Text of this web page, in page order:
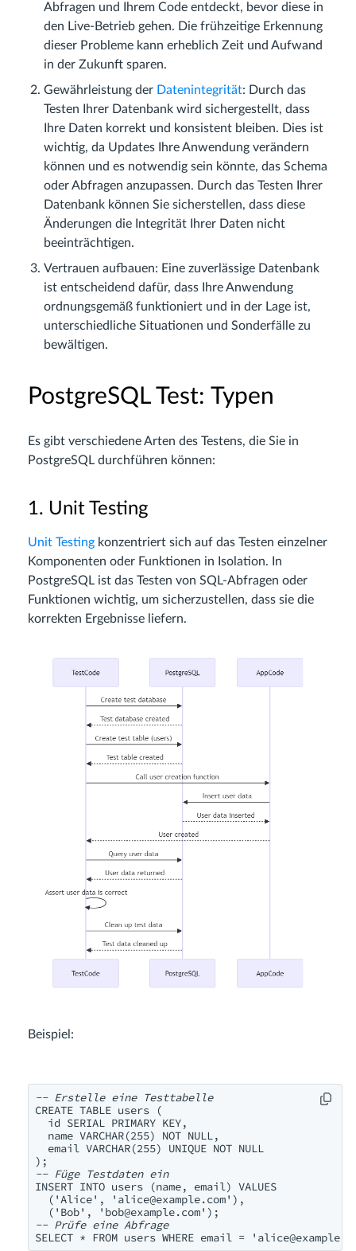
Abfragen und Ihrem Code entdeckt, bevor diese in
den Live-Betrieb gehen. Die frühzeitige Erkennung
dieser Probleme kann erheblich Zeit und Aufwand
in der Zukunft sparen.
Gewährleistung der Datenintegrität: Durch das
Testen Ihrer Datenbank wird sichergestellt, dass
Ihre Daten korrekt und konsistent bleiben. Dies ist
wichtig, da Updates Ihre Anwendung verändern
können und es notwendig sein könnte, das Schema
oder Abfragen anzupassen. Durch das Testen Ihrer
Datenbank können Sie sicherstellen, dass diese
Änderungen die Integrität Ihrer Daten nicht
beeinträchtigen.
Vertrauen aufbauen: Eine zuverlässige Datenbank
ist entscheidend dafür, dass Ihre Anwendung
ordnungsgemäß funktioniert und in der Lage ist,
unterschiedliche Situationen und Sonderfälle zu
bewältigen.
PostgreSQL Test: Typen
Es gibt verschiedene Arten des Testens, die Sie in
PostgreSQL durchführen können:
1. Unit Testing
Unit Testing konzentriert sich auf das Testen einzelner
Komponenten oder Funktionen in Isolation. In
PostgreSQL ist das Testen von SQL-Abfragen oder
Funktionen wichtig, um sicherzustellen, dass sie die
korrekten Ergebnisse liefern.
Beispiel:
-- Erstelle eine Testtabelle
CREATE TABLE users (
  id SERIAL PRIMARY KEY,
  name VARCHAR(255) NOT NULL,
  email VARCHAR(255) UNIQUE NOT NULL
-- Füge Testdaten ein
INSERT INTO users (name, email) VALUES
  ('Alice', '
alice@example.com'),
  ('Bob', '
bob@example.com
-- Prüfe eine Abfrage
SELECT * FROM users WHERE email = '